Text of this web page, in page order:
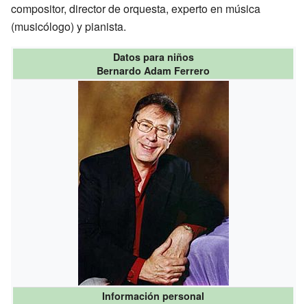
compositor, director de orquesta, experto en música
(musicólogo) y pianista.
Datos para niños
Bernardo Adam Ferrero
Información personal